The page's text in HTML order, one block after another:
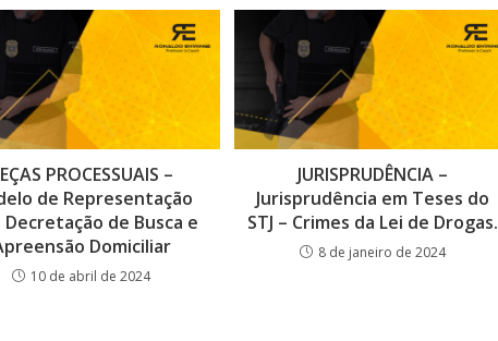
PROCESSUAIS –
de Representação
Decretação de Busca e
Domiciliar
10 de abril de 2024
JURISPRUDÊNCIA –
Jurisprudência em Teses do
STJ – Crimes da Lei de Drogas.
8 de janeiro de 2024